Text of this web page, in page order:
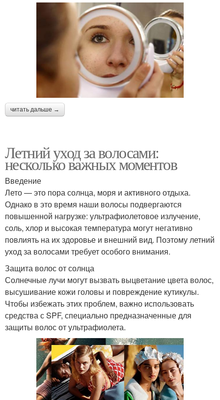
читать дальше →
Летний уход за волосами:
несколько важных моментов
Введение
Лето — это пора солнца, моря и активного отдыха.
Однако в это время наши волосы подвергаются
повышенной нагрузке: ультрафиолетовое излучение,
соль, хлор и высокая температура могут негативно
повлиять на их здоровье и внешний вид. Поэтому летний
уход за волосами требует особого внимания.
Защита волос от солнца
Солнечные лучи могут вызвать выцветание цвета волос,
высушивание кожи головы и повреждение кутикулы.
Чтобы избежать этих проблем, важно использовать
средства с SPF, специально предназначенные для
защиты волос от ультрафиолета.